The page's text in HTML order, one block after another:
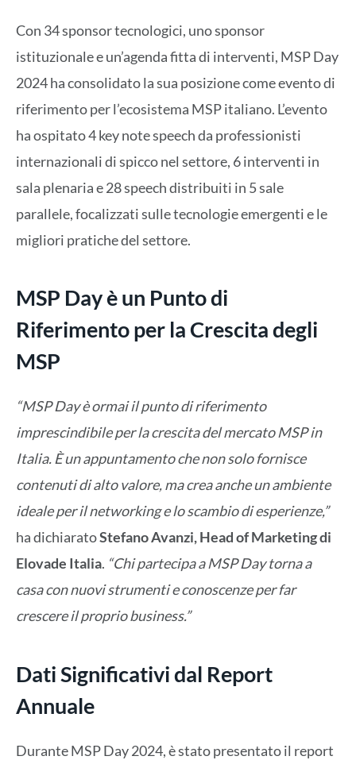
Con 34 sponsor tecnologici, uno sponsor
istituzionale e un’agenda fitta di interventi, MSP Day
2024 ha consolidato la sua posizione come evento di
riferimento per l’ecosistema MSP italiano. L’evento
ha ospitato 4 key note speech da professionisti
internazionali di spicco nel settore, 6 interventi in
sala plenaria e 28 speech distribuiti in 5 sale
parallele, focalizzati sulle tecnologie emergenti e le
migliori pratiche del settore.
MSP Day è un Punto di
Riferimento per la Crescita degli
MSP
“MSP Day è ormai il punto di riferimento
imprescindibile per la crescita del mercato MSP in
Italia. È un appuntamento che non solo fornisce
contenuti di alto valore, ma crea anche un ambiente
ideale per il networking e lo scambio di esperienze,”
ha dichiaratoStefano Avanzi, Head of Marketing di
Elovade Italia. “Chi partecipa a MSP Day torna a
casa con nuovi strumenti e conoscenze per far
crescere il proprio business.”
Dati Significativi dal Report
Annuale
Durante MSP Day 2024, è stato presentato il report